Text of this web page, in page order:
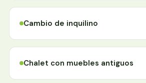
Cambio de inquilino
Chalet con muebles antiguos